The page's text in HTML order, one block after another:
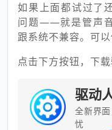
如果上面都试过了
问题——就是管声
跟系统不兼容。可以
点击下方按钮，下
驱动
全新界
忧